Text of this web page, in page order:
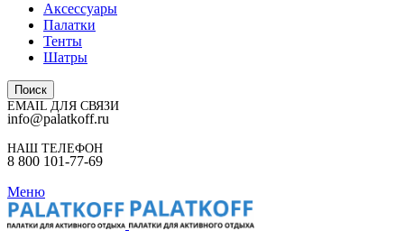
Аксессуары
Палатки
Тенты
Шатры
Поиск
EMAIL ДЛЯ СВЯЗИ
info@palatkoff.ru
НАШ ТЕЛЕФОН
8 800 101-77-69
Меню